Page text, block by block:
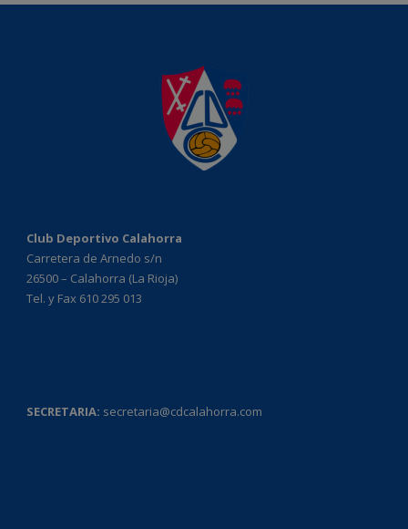
Club Deportivo Calahorra
Carretera de Arnedo s/n
26500 – Calahorra (La Rioja)
Tel. y Fax 610 295 013
SECRETARIA: secretaria@cdcalahorra.com